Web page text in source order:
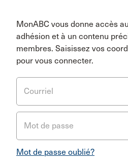
MonABC vous donne accès
adhésion et à un contenu
membres. Saisissez vos
pour vous connecter.
Courriel
Mot de passe
Mot de passe oublié?